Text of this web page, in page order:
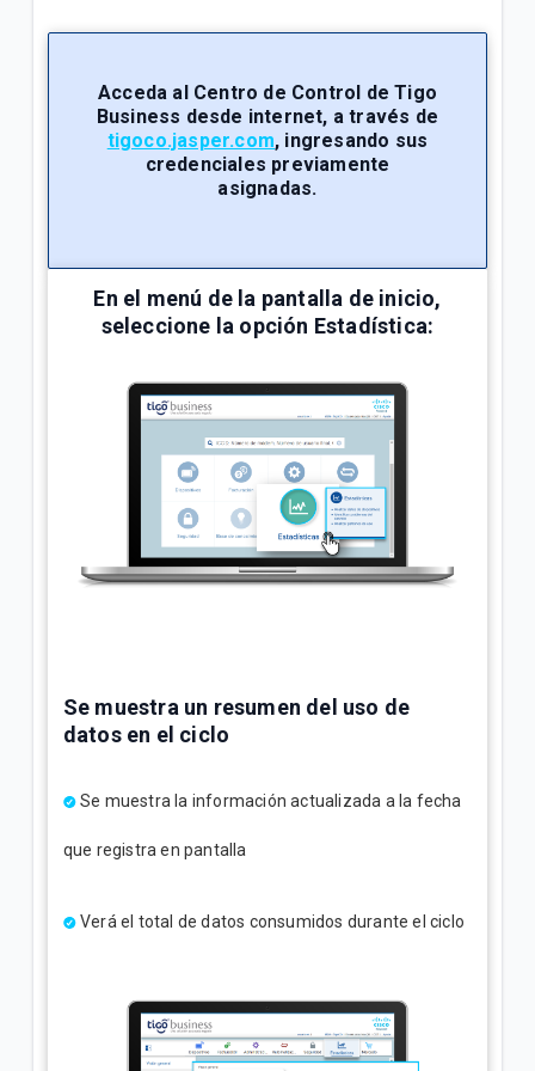
¿Cuál es el número de cuenta de la factura Tigo? |
Explicación del Detalle de consumos en su factura
Tigo | Empresas
¿Cómo hacer reposición de SIM en Tigo Business
VER MÁS
Acceda al Centro de Control de Tigo
Business desde internet, a través de
tigoco.jasper.com, ingresando sus
credenciales previamente
asignadas.
En el menú de la pantalla de inicio,
seleccione la opción Estadística:
Se muestra un resumen del uso de
datos en el ciclo
Se muestra la información actualizada a la fecha
que registra en pantalla
Verá el total de datos consumidos durante el ciclo